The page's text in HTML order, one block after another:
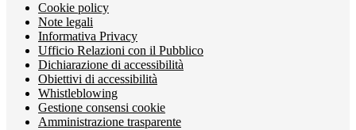
Cookie policy
Note legali
Informativa Privacy
Ufficio Relazioni con il Pubblico
Dichiarazione di accessibilità
Obiettivi di accessibilità
Whistleblowing
Gestione consensi cookie
Amministrazione trasparente